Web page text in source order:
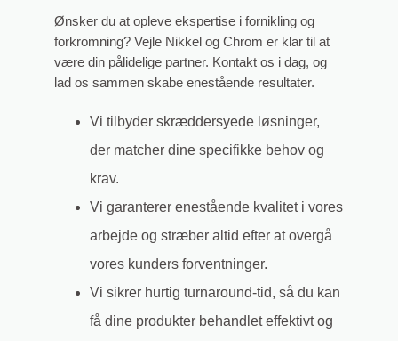
Ønsker du at opleve ekspertise i fornikling og
forkromning? Vejle Nikkel og Chrom er klar til at
være din pålidelige partner. Kontakt os i dag, og
lad os sammen skabe enestående resultater.
Vi tilbyder skræddersyede løsninger,
der matcher dine specifikke behov og
krav.
Vi garanterer enestående kvalitet i vores
arbejde og stræber altid efter at overgå
vores kunders forventninger.
Vi sikrer hurtig turnaround-tid, så du kan
få dine produkter behandlet effektivt og